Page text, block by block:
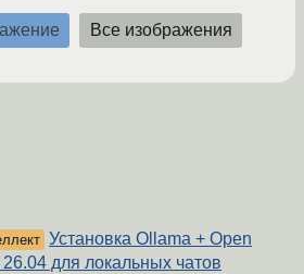
Все изображения
Установка Ollama + Open
для локальных чатов